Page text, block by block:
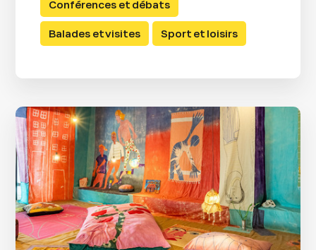
Conférences et débats
Balades et visites Sport et loisirs